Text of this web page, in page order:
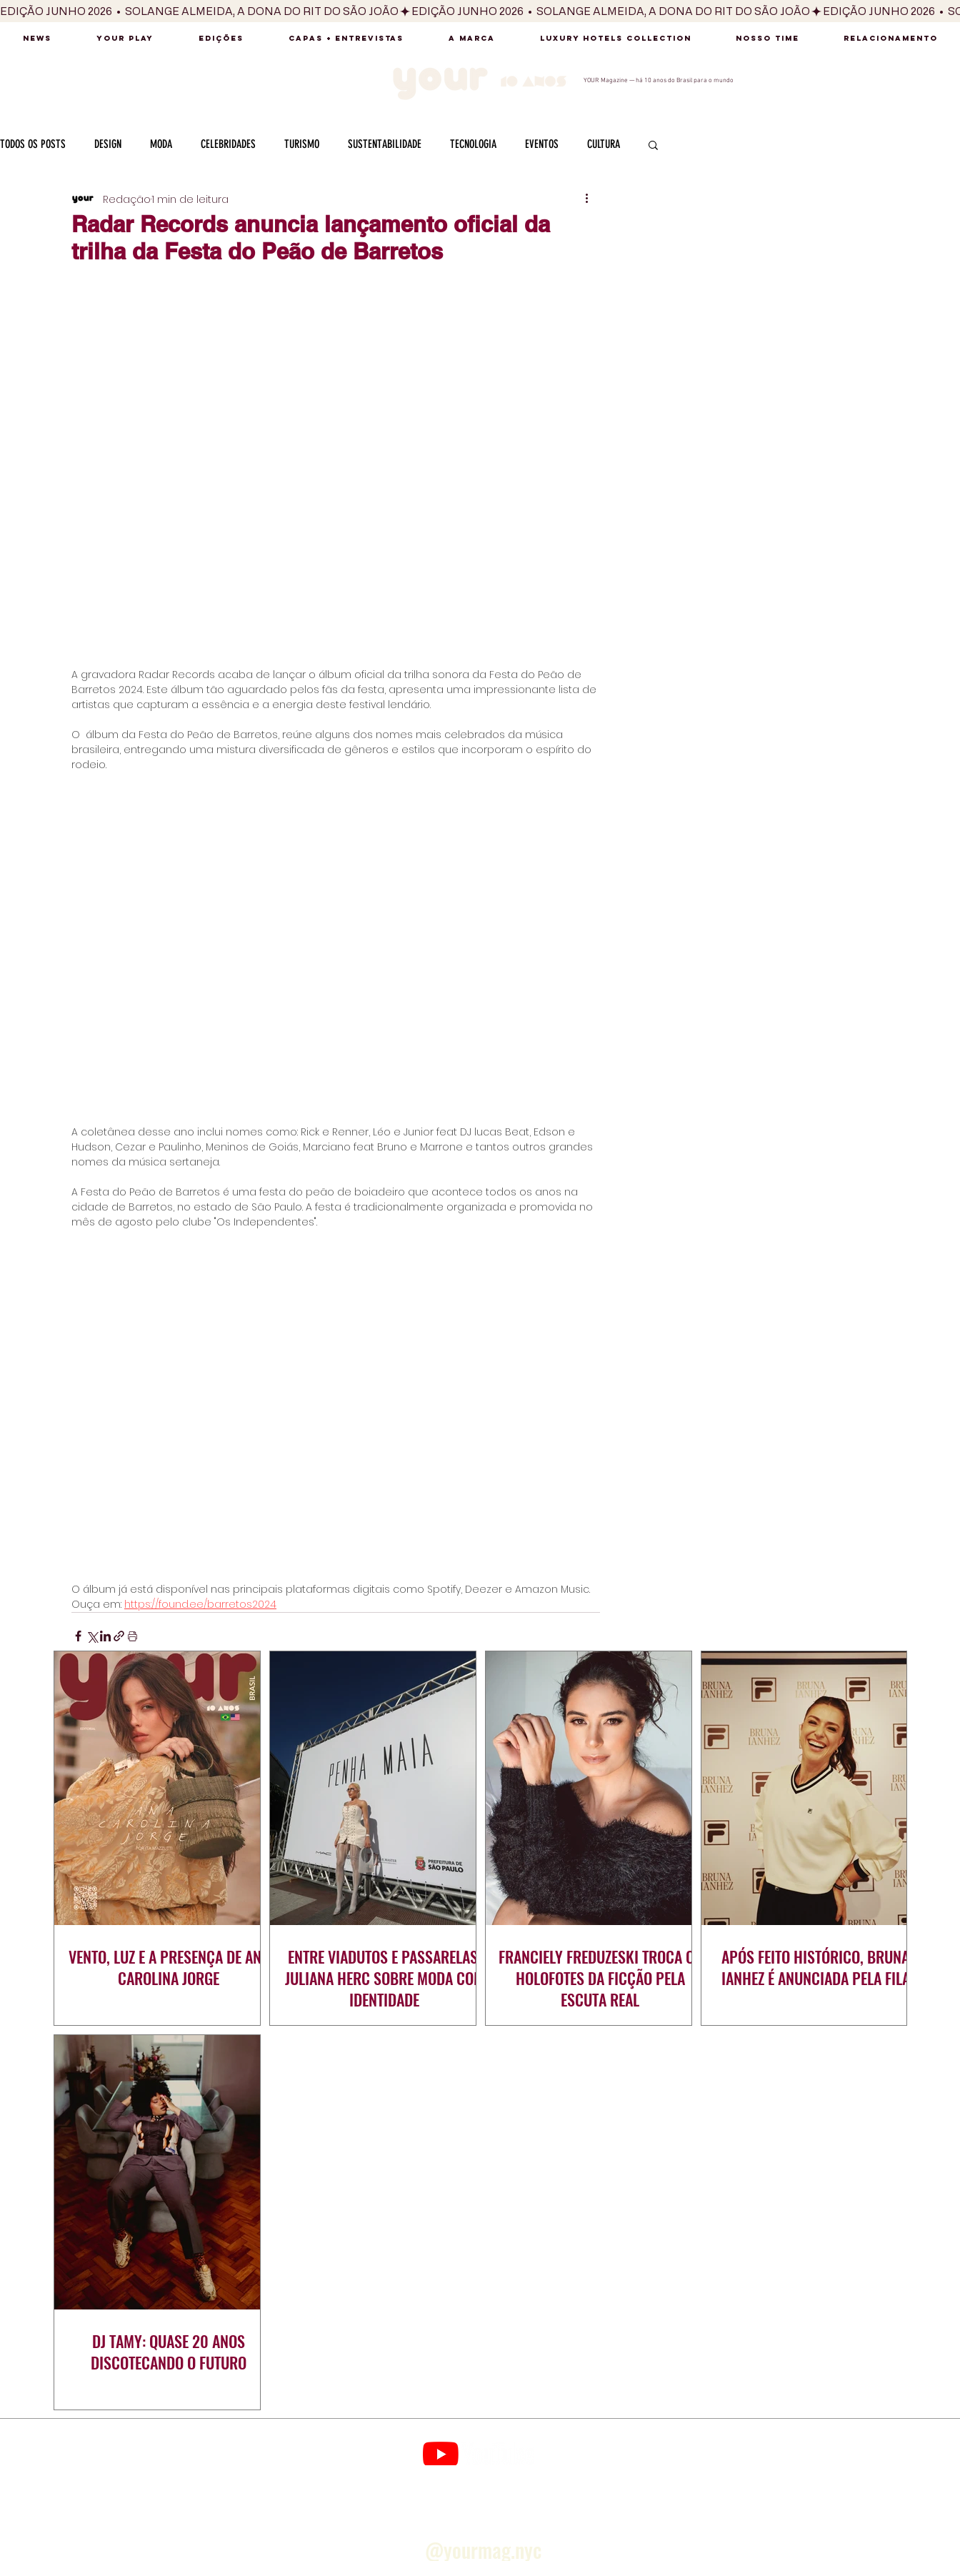
EDIÇÃO JUNHO 2026  •  SOLANGE ALMEIDA, A DONA DO RIT DO SÃO JOÃO
NEWS YOUR PLAY EDIÇÕES CAPAS + ENTREVISTAS A MARCA LUXURY HOTELS COLLECTION NOSSO TIME RELACIONAMENTO
YOUR Magazine — há 10 anos do Brasil para o mundo
TODOS OS POSTS DESIGN MODA CELEBRIDADES TURISMO SUSTENTABILIDADE TECNOLOGIA EVENTOS CULTURA
MÚSICA SÉRIES / TV INTERNACIONAL
CULINÁRIA PESSOAS CARREIRA VINHOS SABOR SEXUALIDADE
Radar Records anuncia lançamento oficial da
trilha da Festa do Peão de Barretos
Redação1 min de leitura
A gravadora Radar Records acaba de lançar o álbum oficial da trilha sonora da Festa do Peão de
Barretos 2024. Este álbum tão aguardado pelos fãs da festa, apresenta uma impressionante lista de
artistas que capturam a essência e a energia deste festival lendário.
O  álbum da Festa do Peão de Barretos, reúne alguns dos nomes mais celebrados da música
brasileira, entregando uma mistura diversificada de gêneros e estilos que incorporam o espírito do
rodeio.
A coletânea desse ano inclui nomes como: Rick e Renner, Léo e Junior feat DJ lucas Beat, Edson e
Hudson, Cezar e Paulinho, Meninos de Goiás, Marciano feat Bruno e Marrone e tantos outros grandes
nomes da música sertaneja.
A Festa do Peão de Barretos é uma festa do peão de boiadeiro que acontece todos os anos na
cidade de Barretos, no estado de São Paulo. A festa é tradicionalmente organizada e promovida no
mês de agosto pelo clube "Os Independentes".
O álbum já está disponível nas principais plataformas digitais como Spotify, Deezer e Amazon Music.
Ouça em: https://found.ee/barretos2024
VENTO, LUZ E A PRESENÇA DE ANA
CAROLINA JORGE
ENTRE VIADUTOS E PASSARELAS:
JULIANA HERC SOBRE MODA COM
IDENTIDADE
FRANCIELY FREDUZESKI TROCA OS
HOLOFOTES DA FICÇÃO PELA
ESCUTA REAL
APÓS FEITO HISTÓRICO, BRUNA
IANHEZ É ANUNCIADA PELA FILA
DJ TAMY: QUASE 20 ANOS
DISCOTECANDO O FUTURO
@yourmag.nyc